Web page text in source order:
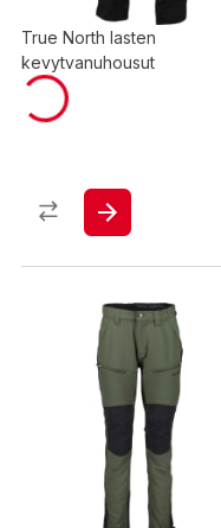
True North lasten
kevytvanuhousut